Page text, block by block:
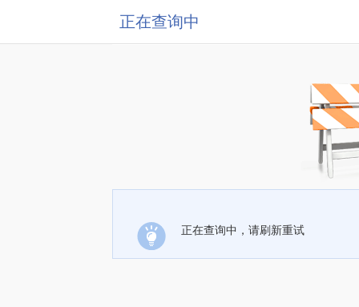
正在查询中
正在查询中，请刷新重试